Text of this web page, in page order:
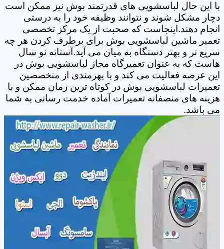
با این حال لباسشویی های قدرتمند بوش نیز ممکن است
دچار مشکل شوند و نتوانند وظیفه خود را به درستی
انجام دهند.اینجاست که صحبت از یک مرکز تخصصی
تعمیر ماشین لباسشویی بوش برای برطرف کردن هر چه
سریع تر و بهتر دستگاه به میان می آید.آستانه نو سال
هاست که به عنوان تعمیرگاه مجاز لباسشویی بوش در
این عرصه فعالیت می کند و با بهرمندی از متخصصین
تعمیرات لباسشویی بوش در کوتاه ترین زمان ممکن و با
هزینه های منصفانه تعمیرات آماده خدمت رسانی به شما
می باشد.